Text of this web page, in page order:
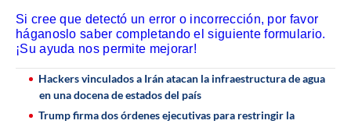
Si cree que detectó un error o incorrección, por favor
háganoslo saber completando el siguiente formulario.
¡Su ayuda nos permite mejorar!
Hackers vinculados a Irán atacan la infraestructura de agua
en una docena de estados del país
Trump firma dos órdenes ejecutivas para restringir la